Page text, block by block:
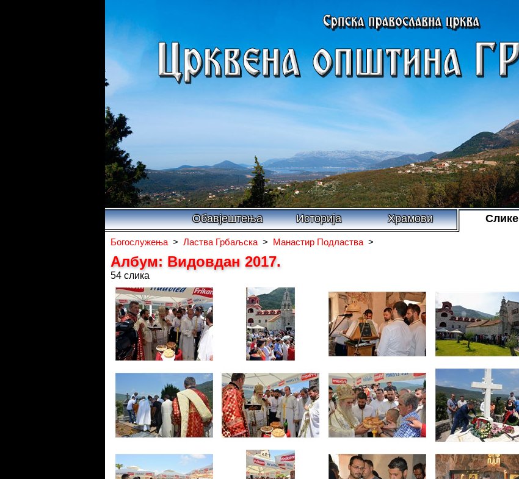
Обавјештења Историја Храмови Слике
Богослужења > Ластва Грбаљска > Манастир Подластва >
Албум: Видовдан 2017.
54 слика